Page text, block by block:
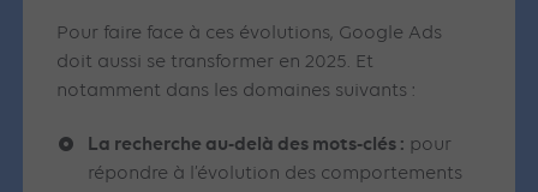
Pour faire face à ces évolutions, Google Ads
doit aussi se transformer en 2025. Et
notamment dans les domaines suivants :
La recherche au-delà des mots-clés : pour
répondre à l’évolution des comportements